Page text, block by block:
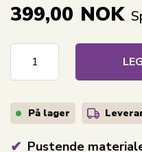
Pustende
399,00 NOK
På lager